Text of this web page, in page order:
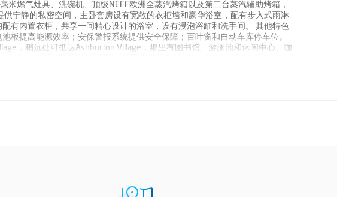
燃气灶具、洗碗机、顶级NEFF欧洲全蒸汽烤箱以及第二台蒸汽辅助烤箱，
宁静的私密空间，主卧套房设有宽敞的衣柜墙和豪华浴室，配有步入式雨淋
有内置衣柜，共享一间精心设计的浴室，设有浸泡浴缸和洗手间。 其他特色
板提高能源效率；安保警报系统提供安全保障；百叶窗和自动车库停车位。
，稍远处可抵达Ashburton Village，那里有图书馆、游泳池和休闲中心、咖